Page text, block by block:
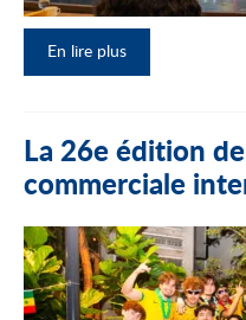
En lire plus
La 26e édition
commerciale